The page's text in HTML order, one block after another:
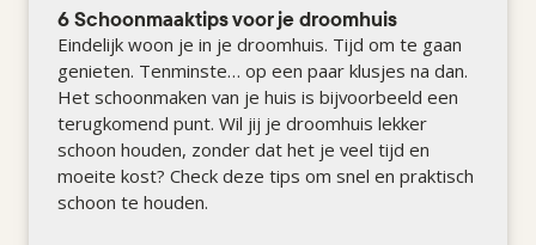
6 Schoonmaaktips voor je droomhuis
Eindelijk woon je in je droomhuis. Tijd om te gaan
genieten. Tenminste… op een paar klusjes na dan.
Het schoonmaken van je huis is bijvoorbeeld een
terugkomend punt. Wil jij je droomhuis lekker
schoon houden, zonder dat het je veel tijd en
moeite kost? Check deze tips om snel en praktisch
schoon te houden.